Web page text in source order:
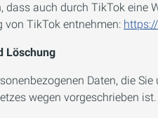
dass auch durch TikTok eine
von TikTok entnehmen:
Löschung
Daten, die
wegen vorgeschrieben